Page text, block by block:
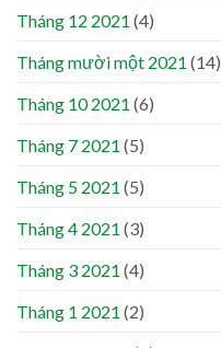
Tháng 12 2021 (4)
Tháng mười một 2021 (14)
Tháng 10 2021 (6)
Tháng 7 2021 (5)
Tháng 5 2021 (5)
Tháng 4 2021 (3)
Tháng 3 2021 (4)
Tháng 1 2021 (2)